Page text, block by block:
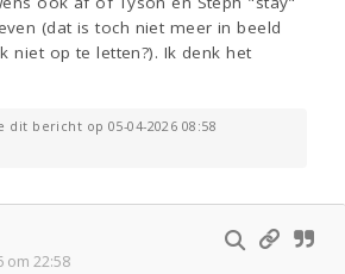
(dat is toch niet meer in beeld
niet op te letten?). Ik denk het
dit bericht op 05-04-2026 08:58
om 22:58